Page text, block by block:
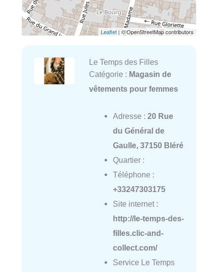
Leaflet | © OpenStreetMap contributors
Le Temps des Filles
Catégorie : Magasin de
vêtements pour femmes
Adresse : 20 Rue
du Général de
Gaulle, 37150 Bléré
Quartier :
Téléphone :
+33247303175
Site internet :
http://le-temps-des-
filles.clic-and-
collect.com/
Service Le Temps